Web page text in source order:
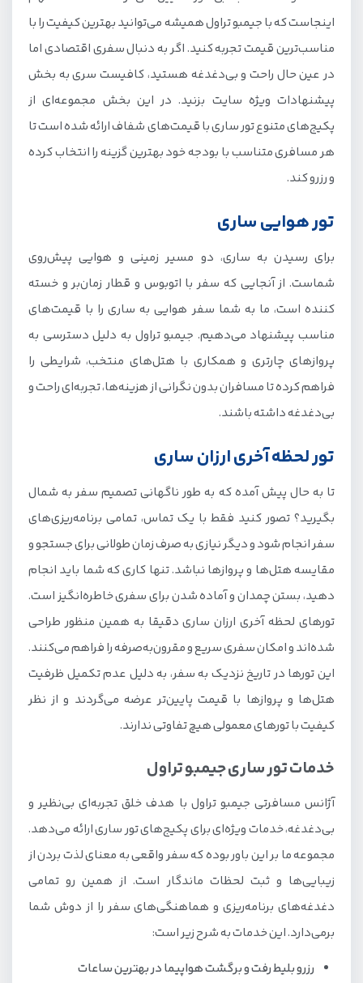
تور لحظه آخری ارزان ساری
خدمات تور ساری جیمبو تراول
اینجاست که با جیمبو تراول همیشه می‌توانید بهترین کیفیت را با
مناسب‌ترین قیمت تجربه کنید. اگر به دنبال سفری اقتصادی اما
در عین حال راحت و بی‌دغدغه هستید، کافیست سری به بخش
پیشنهادات ویژه سایت بزنید. در این بخش مجموعه‌ای از
پکیج‌های متنوع تور ساری با قیمت‌های شفاف ارائه شده است تا
هر مسافری متناسب با بودجه خود بهترین گزینه را انتخاب کرده
و رزرو کند.
تور هوایی ساری
برای رسیدن به ساری، دو مسیر زمینی و هوایی پیش‌روی
شماست. از آنجایی که سفر با اتوبوس و قطار زمان‌بر و خسته
کننده است، ما به شما سفر هوایی به ساری را با قیمت‌های
مناسب پیشنهاد می‌دهیم. جیمبو تراول به دلیل دسترسی به
پروازهای چارتری و همکاری با هتل‌های منتخب، شرایطی را
فراهم کرده تا مسافران بدون نگرانی از هزینه‌ها، تجربه‌ای راحت و
بی‌دغدغه داشته باشند.
تور لحظه آخری ارزان ساری
تا به حال پیش آمده که به طور ناگهانی تصمیم سفر به شمال
بگیرید؟ تصور کنید فقط با یک تماس، تمامی برنامه‌ریزی‌های
سفر انجام شود و دیگر نیازی به صرف زمان طولانی برای جستجو و
مقایسه هتل‌ها و پروازها نباشد. تنها کاری که شما باید انجام
دهید، بستن چمدان و آماده شدن برای سفری خاطره‌انگیز است.
تورهای لحظه آخری ارزان ساری دقیقا به همین منظور طراحی
شده‌اند و امکان سفری سریع و مقرون‌به‌صرفه را فراهم می‌کنند.
این تورها در تاریخ نزدیک به سفر، به دلیل عدم تکمیل ظرفیت
هتل‌ها و پروازها با قیمت پایین‌تر عرضه می‌گردند و از نظر
کیفیت با تورهای معمولی هیچ تفاوتی ندارند.
خدمات تور ساری جیمبو تراول
آژانس مسافرتی جیمبو تراول با هدف خلق تجربه‌ای بی‌نظیر و
بی‌دغدغه، خدمات ویژه‌ای برای پکیج‌های تور ساری ارائه می‌دهد.
مجموعه ما بر این باور بوده که سفر واقعی به معنای لذت بردن از
زیبایی‌ها و ثبت لحظات ماندگار است. از همین رو تمامی
دغدغه‌های برنامه‌ریزی و هماهنگی‌های سفر را از دوش شما
برمی‌دارد. این خدمات به شرح زیر است:
رزرو بلیط رفت و برگشت هواپیما در بهترین ساعات